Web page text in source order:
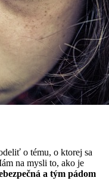
o tému, o ktorej sa
na mysli to, ako je
a tým pádom